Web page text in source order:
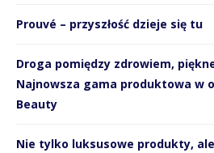
Prouvé – przyszłość dzieje się tu
Droga pomiędzy zdrowiem,
Najnowsza gama produktowa w
Beauty
Nie tylko luksusowe produkty,